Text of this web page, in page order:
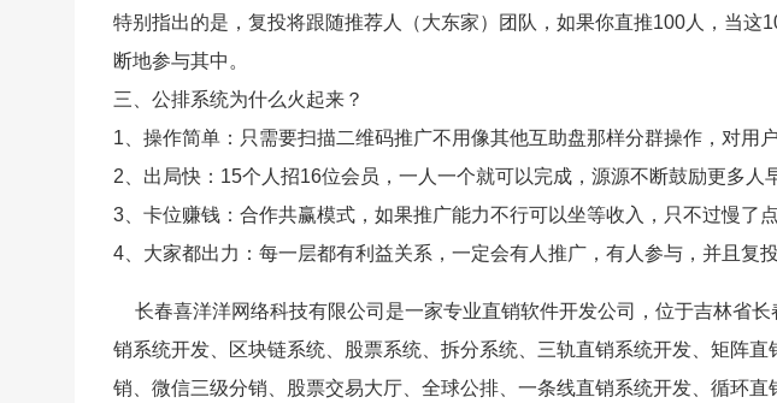
特别指出的是，复投将跟随推荐人（大东家）团队，如果你直推100人，当
断地参与其中。
三、公排系统为什么火起来？
1、操作简单：只需要扫描二维码推广不用像其他互助盘那样分群操作，对用
2、出局快：15个人招16位会员，一人一个就可以完成，源源不断鼓励更多人
3、卡位赚钱：合作共赢模式，如果推广能力不行可以坐等收入，只不过慢了
4、大家都出力：每一层都有利益关系，一定会有人推广，有人参与，并且复
长春喜洋洋网络科技有限公司是一家专业直销软件开发公司，位于吉林省
销系统开发、区块链系统、股票系统、拆分系统、三轨直销系统开发、矩阵
销、微信三级分销、股票交易大厅、全球公排、一条线直销系统开发、循环直